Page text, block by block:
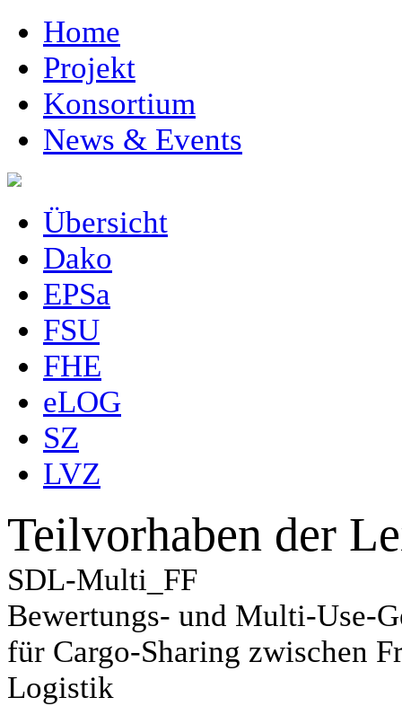
Home
Projekt
Konsortium
News & Events
Übersicht
Dako
EPSa
FSU
FHE
eLOG
SZ
LVZ
Teilvorhaben der
SDL-Multi_FF
Bewertungs- und Multi-Use-
für Cargo-Sharing zwischen
Logistik